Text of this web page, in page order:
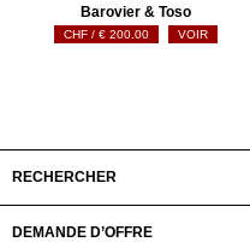
Barovier & Toso
€200.00 VOIR
RECHERCHER
DEMANDE D’OFFRE